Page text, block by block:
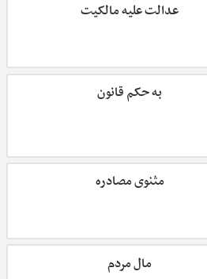
عدالت علیه مالکیت
به حکم قانون
مثنوی مصادره
مال مردم